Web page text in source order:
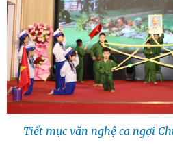
Tiết mục văn nghệ ca ngợi